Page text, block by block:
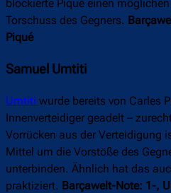
blockierte Piqué einen
Torschuss des Gegners.
Piqué
Samuel Umtiti
Umtiti wurde bereits von Carles
Innenverteidiger geadelt –
Vorrücken aus der Verteidigung
Mittel um die Vorstöße des
unterbinden. Ähnlich hat das
praktiziert. Barçawelt-Note: 1-,